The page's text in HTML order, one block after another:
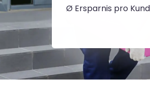
Ø Ersparnis pro